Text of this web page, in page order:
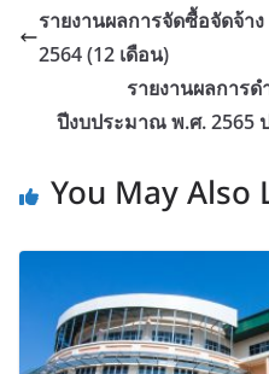
รายงานผลการจัดซื้อจัดจ้า
2564 (12 เดือน)
รายงานผลการ
ปีงบประมาณ พ.ศ. 2565
You May Also